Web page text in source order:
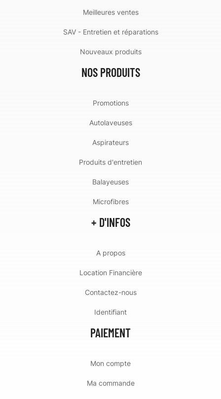
Meilleures ventes
SAV - Entretien et réparations
Nouveaux produits
NOS PRODUITS
Promotions
Autolaveuses
Aspirateurs
Produits d'entretien
Balayeuses
Microfibres
+ D'INFOS
A propos
Location Financière
Contactez-nous
Identifiant
PAIEMENT
Mon compte
Ma commande